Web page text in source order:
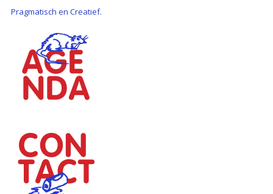
Pragmatisch en Creatief.